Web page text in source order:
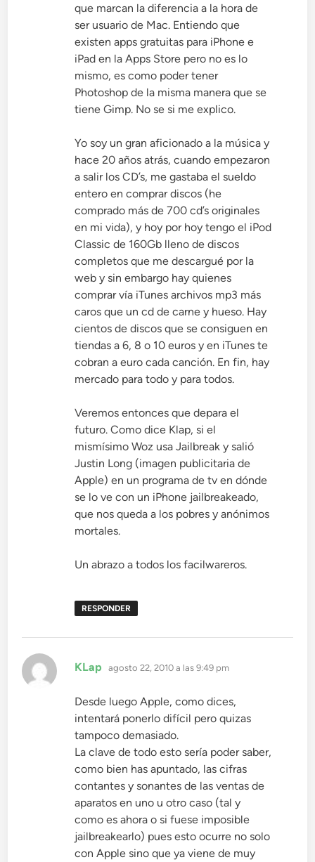
que marcan la diferencia a la hora de
ser usuario de Mac. Entiendo que
existen apps gratuitas para iPhone e
iPad en la Apps Store pero no es lo
mismo, es como poder tener
Photoshop de la misma manera que se
tiene Gimp. No se si me explico.
Yo soy un gran aficionado a la música y
hace 20 años atrás, cuando empezaron
a salir los CD’s, me gastaba el sueldo
entero en comprar discos (he
comprado más de 700 cd’s originales
en mi vida), y hoy por hoy tengo el iPod
Classic de 160Gb lleno de discos
completos que me descargué por la
web y sin embargo hay quienes
comprar vía iTunes archivos mp3 más
caros que un cd de carne y hueso. Hay
cientos de discos que se consiguen en
tiendas a 6, 8 o 10 euros y en iTunes te
cobran a euro cada canción. En fin, hay
mercado para todo y para todos.
Veremos entonces que depara el
futuro. Como dice Klap, si el
mismísimo Woz usa Jailbreak y salió
Justin Long (imagen publicitaria de
Apple) en un programa de tv en dónde
se lo ve con un iPhone jailbreakeado,
que nos queda a los pobres y anónimos
mortales.
Un abrazo a todos los facilwareros.
RESPONDER
KLap dice:
agosto 22, 2010 a las 9:49 pm
Desde luego Apple, como dices,
intentará ponerlo difícil pero quizas
tampoco demasiado.
La clave de todo esto sería poder saber,
como bien has apuntado, las cifras
contantes y sonantes de las ventas de
aparatos en uno u otro caso (tal y
como es ahora o si fuese imposible
jailbreakearlo) pues esto ocurre no solo
con Apple sino que ya viene de muy